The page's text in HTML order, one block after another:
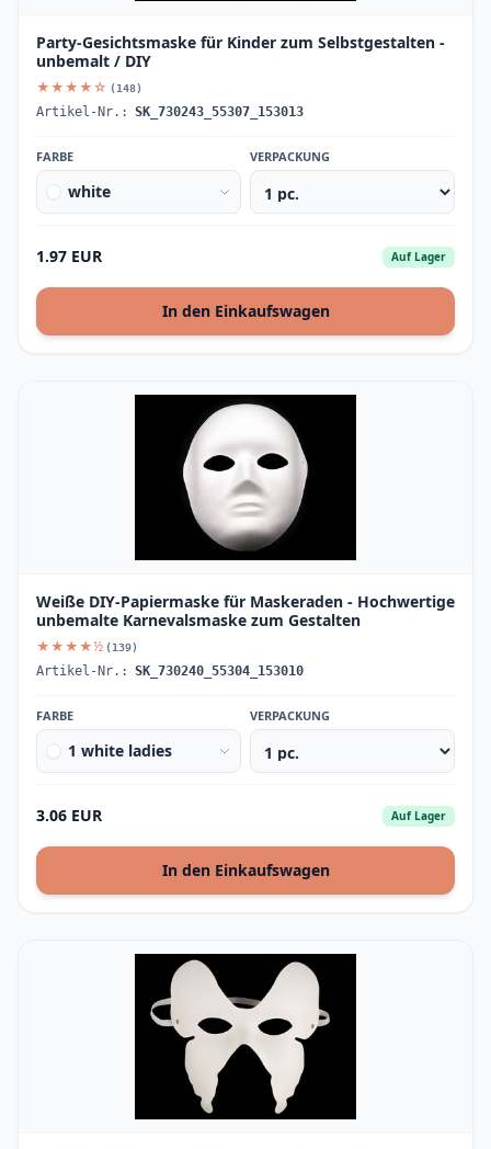
Party-Gesichtsmaske für Kinder zum Selbstgestalten -
unbemalt / DIY
★★★★☆ (148)
Artikel-Nr.: SK_730243_55307_153013
FARBE
white
VERPACKUNG
1.97 EUR Auf Lager
In den Einkaufswagen
Weiße DIY-Papiermaske für Maskeraden - Hochwertige
unbemalte Karnevalsmaske zum Gestalten
★★★★½ (139)
Artikel-Nr.: SK_730240_55304_153010
FARBE
1 white ladies
VERPACKUNG
3.06 EUR Auf Lager
In den Einkaufswagen